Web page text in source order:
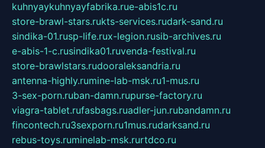
kuhnyaykuhnyayfabrika.rue-abis1c.ru
store-brawl-stars.rukts-services.rudark-sand.ru
sindika-01.rusp-life.rux-legion.rusib-archives.ru
e-abis-1-c.rusindika01.ruvenda-festival.ru
store-brawlstars.rudooraleksandria.ru
antenna-highly.rumine-lab-msk.ru1-mus.ru
3-sex-porn.ruban-damn.rupurse-factory.ru
viagra-tablet.rufasbags.ruadler-jun.rubandamn.ru
fincontech.ru3sexporn.ru1mus.rudarksand.ru
rebus-toys.ruminelab-msk.rurtdco.ru